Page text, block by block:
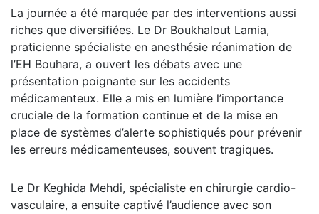
La journée a été marquée par des interventions aussi
riches que diversifiées. Le Dr Boukhalout Lamia,
praticienne spécialiste en anesthésie réanimation de
l’EH Bouhara, a ouvert les débats avec une
présentation poignante sur les accidents
médicamenteux. Elle a mis en lumière l’importance
cruciale de la formation continue et de la mise en
place de systèmes d’alerte sophistiqués pour prévenir
les erreurs médicamenteuses, souvent tragiques.
Le Dr Keghida Mehdi, spécialiste en chirurgie cardio-
vasculaire, a ensuite captivé l’audience avec son